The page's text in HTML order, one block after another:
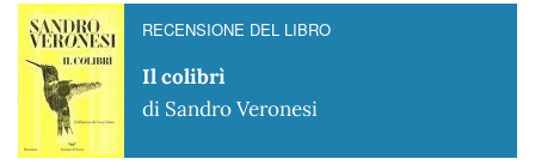
RECENSIONE DEL LIBRO
Il colibrì
di Sandro Veronesi